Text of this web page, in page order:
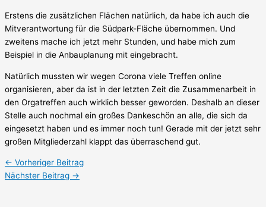
Erstens die zusätzlichen Flächen natürlich, da habe ich auch die
Mitverantwortung für die Südpark-Fläche übernommen. Und
zweitens mache ich jetzt mehr Stunden, und habe mich zum
Beispiel in die Anbauplanung mit eingebracht.
Natürlich mussten wir wegen Corona viele Treffen online
organisieren, aber da ist in der letzten Zeit die Zusammenarbeit in
den Orgatreffen auch wirklich besser geworden. Deshalb an dieser
Stelle auch nochmal ein großes Dankeschön an alle, die sich da
eingesetzt haben und es immer noch tun! Gerade mit der jetzt sehr
großen Mitgliederzahl klappt das überraschend gut.
← Vorheriger Beitrag
Nächster Beitrag →